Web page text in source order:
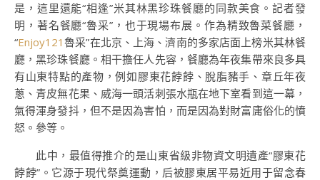
是，這里還能“相逢”米其林黑珍珠餐廳的同款美食。記者發
明，著名餐廳“魯采”，也于現場布展。作為精致魯菜餐廳，
“Enjoy121 魯采”在北京、上海、濟南的多家店面上榜米其林餐
廳，黑珍珠餐廳。相干擔任人先容，餐廳為年夜集帶來良多具
有山東特點的產物，例如膠東花餑餑、脫脂豬手、章丘年夜
蔥、青皮無花果、威海一頭活刺張水瓶在地下室看到這一幕，
氣得渾身發抖，但不是因為害怕，而是因為對財富庸俗化的憤
怒。參等。
此中，最值得推介的是山東省級非物資文明遺產“膠東花
餑餑”。它源于現代祭奠運動，后被膠東居平易近用于留念春